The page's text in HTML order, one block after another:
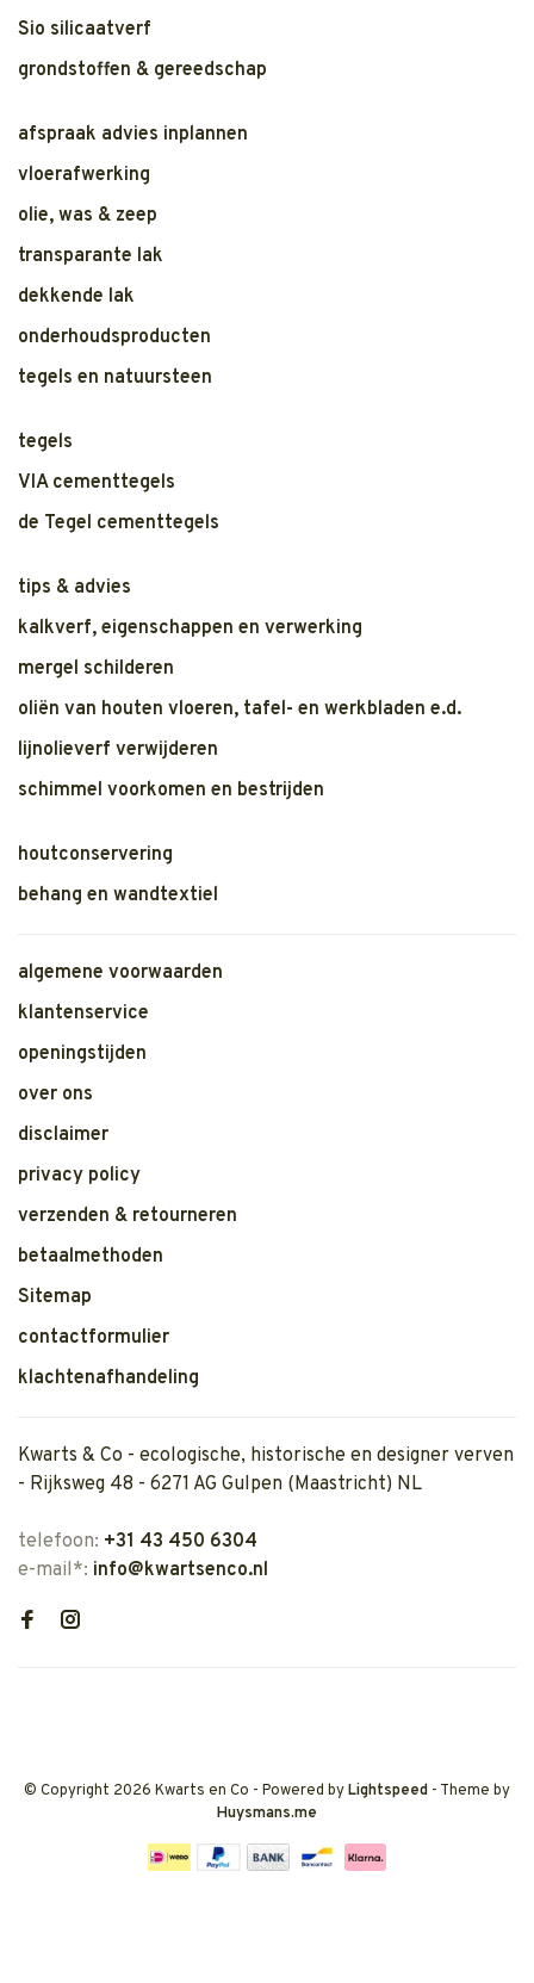
Sio silicaatverf
grondstoffen & gereedschap
afspraak advies inplannen
vloerafwerking
olie, was & zeep
transparante lak
dekkende lak
onderhoudsproducten
tegels en natuursteen
tegels
VIA cementtegels
de Tegel cementtegels
tips & advies
kalkverf, eigenschappen en verwerking
mergel schilderen
oliën van houten vloeren, tafel- en werkbladen e.d.
lijnolieverf verwijderen
schimmel voorkomen en bestrijden
houtconservering
behang en wandtextiel
algemene voorwaarden
klantenservice
openingstijden
over ons
disclaimer
privacy policy
verzenden & retourneren
betaalmethoden
Sitemap
contactformulier
klachtenafhandeling
Kwarts & Co - ecologische, historische en designer verven
- Rijksweg 48 - 6271 AG Gulpen (Maastricht) NL
telefoon: +31 43 450 6304
e-mail*: info@kwartsenco.nl
© Copyright 2026 Kwarts en Co - Powered byLightspeed - Theme by
Huysmans.me